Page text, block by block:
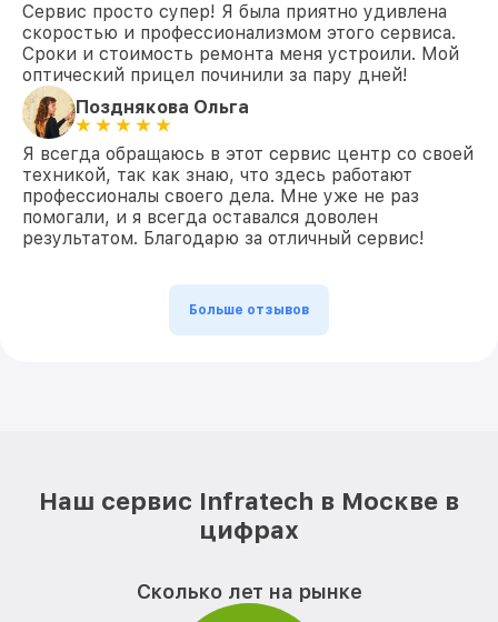
Сервис просто супер! Я была приятно удивлена
скоростью и профессионализмом этого сервиса.
Сроки и стоимость ремонта меня устроили. Мой
оптический прицел починили за пару дней!
Позднякова Ольга
Я всегда обращаюсь в этот сервис центр со своей
техникой, так как знаю, что здесь работают
профессионалы своего дела. Мне уже не раз
помогали, и я всегда оставался доволен
результатом. Благодарю за отличный сервис!
Больше отзывов
Наш сервис Infratech в Москве в
цифрах
Сколько лет на рынке